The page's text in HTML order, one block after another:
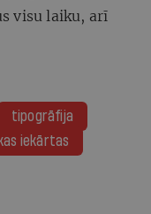
visu laiku, arī
tipogrāfija
iekārtas